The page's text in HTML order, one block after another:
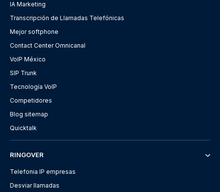
IA Marketing
Transcripción de Llamadas Telefónicas
Mejor softphone
Contact Center Omnicanal
VoIP México
SIP Trunk
Tecnología VoIP
Competidores
Blog sitemap
Quicktalk
RINGOVER
Telefonia IP empresas
Desviar llamadas